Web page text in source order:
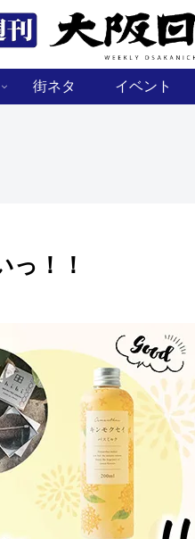
街ネタ イベント
！！